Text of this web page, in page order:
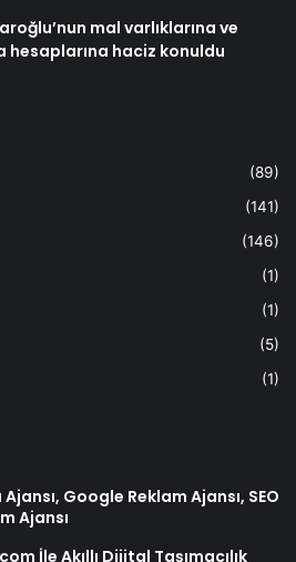
mal varlıklarına ve
hesaplarına haciz konuldu
(89)
(141)
(146)
(1)
(1)
(5)
(1)
Google Reklam Ajansı, SEO
Ajansı
İle Akıllı Dijital Taşımacılık